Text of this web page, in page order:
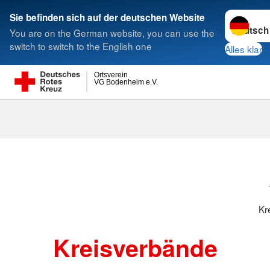
Sie befinden sich auf der deutschen Website
You are on the German website, you can use the
switch to switch to the English one
Sprache
Alles klar
VG Bodenheim e.V.
Ortsverein
Suche
Kreisverbände